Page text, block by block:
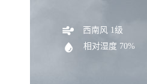
西南风 1级
相对湿度 70%